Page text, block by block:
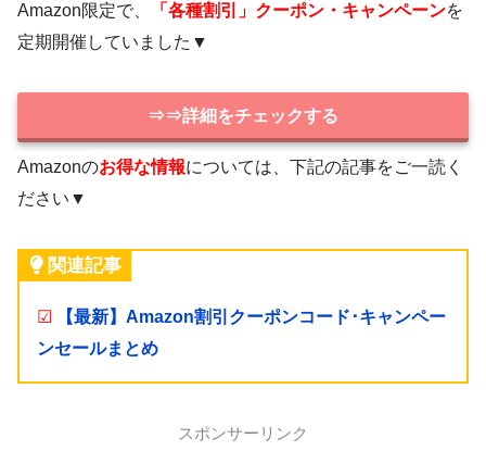
Amazon限定で、 「各種割引」クーポン・キャンペーンを
定期開催していました▼
⇒⇒詳細をチェックする
Amazonのお得な情報については、下記の記事をご一読く
ださい▼
関連記事
☑
【最新】Amazon割引クーポンコード･キャンペー
ンセールまとめ
スポンサーリンク